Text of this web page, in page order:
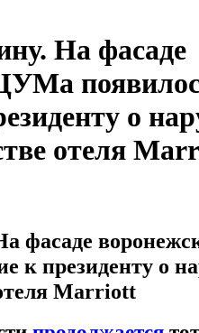
На фасаде
о
отеля
фасаде
к президенту о
Marriott